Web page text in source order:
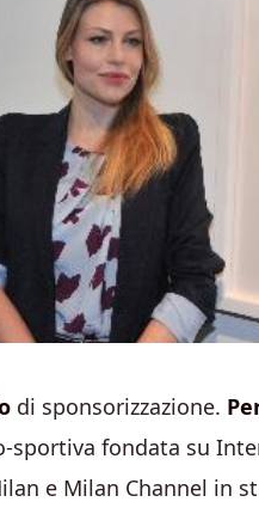
di sponsorizzazione.
sportiva fondata su
e Milan Channel in